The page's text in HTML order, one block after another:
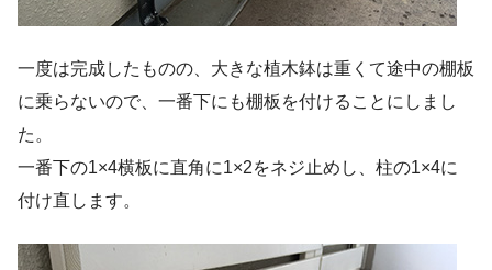
一度は完成したものの、大きな植木鉢は重くて途中の棚板
に乗らないので、一番下にも棚板を付けることにしまし
た。
一番下の1×4横板に直角に1×2をネジ止めし、柱の1×4に
付け直します。